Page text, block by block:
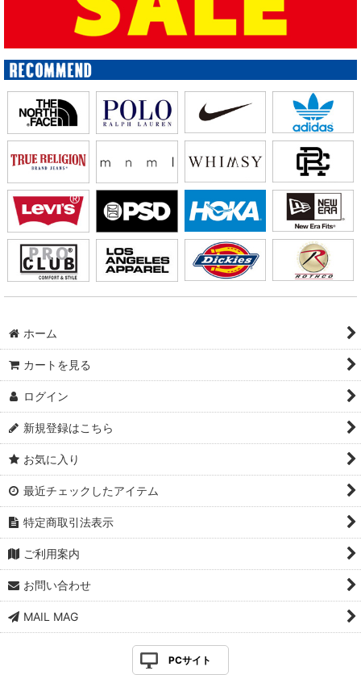
ホーム
カートを見る
ログイン
新規登録はこちら
お気に入り
最近チェックしたアイテム
特定商取引法表示
ご利用案内
お問い合わせ
MAIL MAG
PCサイト